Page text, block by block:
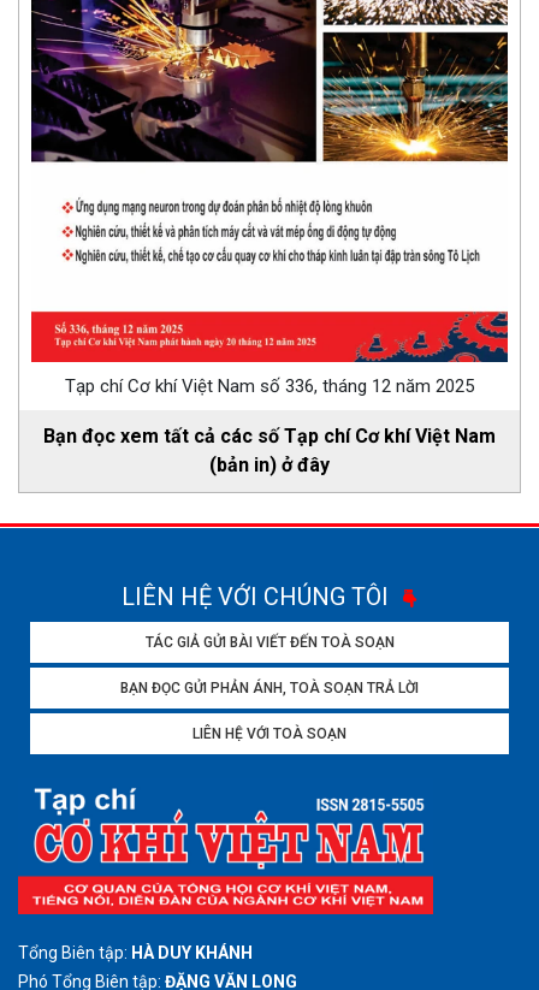
Tạp chí Cơ khí Việt Nam số 336, tháng 12 năm 2025
Bạn đọc xem tất cả các số Tạp chí Cơ khí Việt Nam
(bản in) ở đây
LIÊN HỆ VỚI CHÚNG TÔI
TÁC GIẢ GỬI BÀI VIẾT ĐẾN TOÀ SOẠN
BẠN ĐỌC GỬI PHẢN ÁNH, TOÀ SOẠN TRẢ LỜI
LIÊN HỆ VỚI TOÀ SOẠN
Tổng Biên tập: HÀ DUY KHÁNH
Phó Tổng Biên tập: ĐẶNG VĂN LONG